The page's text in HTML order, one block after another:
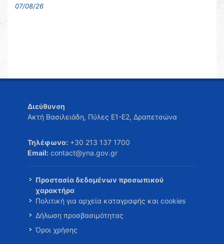
07/08/26
Διεύθυνση
Ακτή Βασιλειάδη, Πύλες Ε1-Ε2, Δραπετσώνα
Τηλέφωνο: +30 213 137 1700
Email: contact@yna.gov.gr
Προστασία δεδομένων προσωπικού
χαρακτήρα
Πολιτική για αρχεία καταγραφής και cookies
Δήλωση προσβασιμότητας
Όροι χρήσης